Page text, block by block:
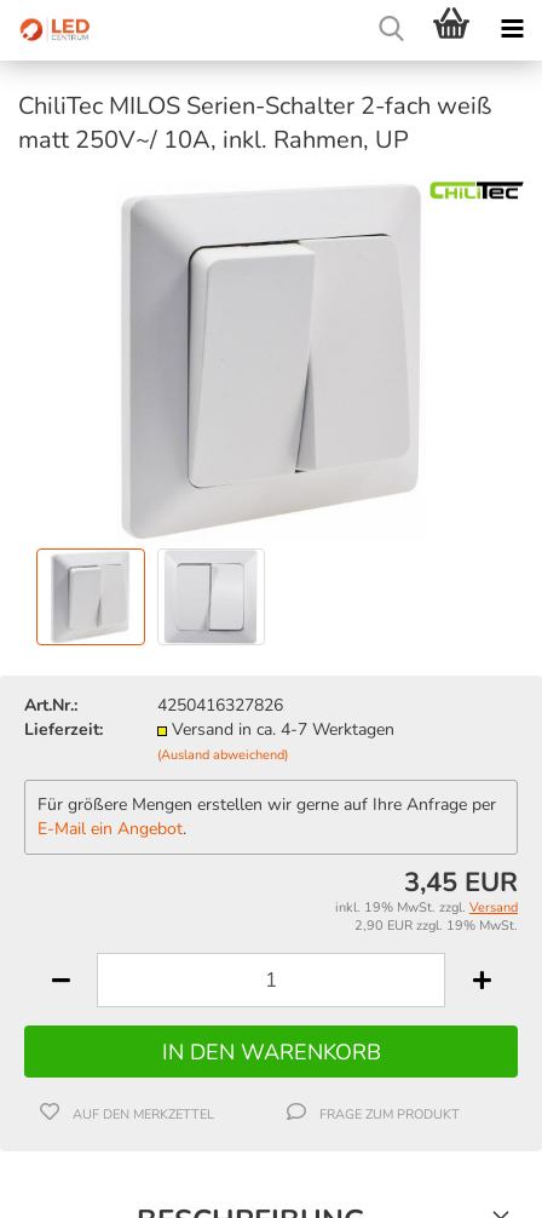
ChiliTec MILOS Serien-Schalter 2-fach weiß
matt 250V~/ 10A, inkl. Rahmen, UP
Art.Nr.:
4250416327826
Lieferzeit:
Versand in ca. 4-7 Werktagen
(Ausland abweichend)
Für größere Mengen erstellen wir gerne auf Ihre Anfrage per
E-Mail ein Angebot.
3,45 EUR
inkl. 19% MwSt. zzgl. Versand
2,90 EUR zzgl. 19% MwSt.
AUF DEN MERKZETTEL FRAGE ZUM PRODUKT